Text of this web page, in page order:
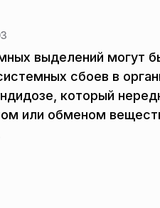
выделений могут
сбоев в
который
или обменом